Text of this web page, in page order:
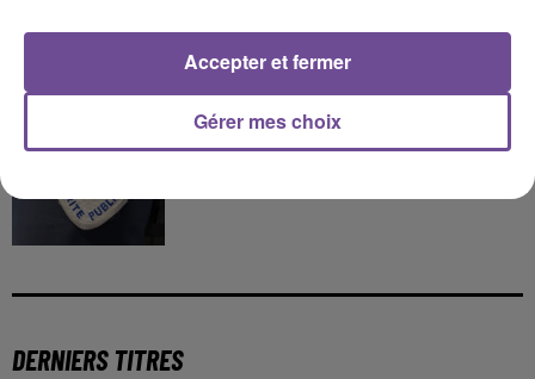
Un appel à témoins à la suite d’un accident sur l’A20
DERNIERS TITRES
Gérer mes choix
Accepter et fermer